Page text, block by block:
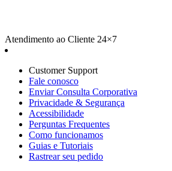
Atendimento ao Cliente 24×7
Customer Support
Fale conosco
Enviar Consulta Corporativa
Privacidade & Segurança
Acessibilidade
Perguntas Frequentes
Como funcionamos
Guias e Tutoriais
Rastrear seu pedido